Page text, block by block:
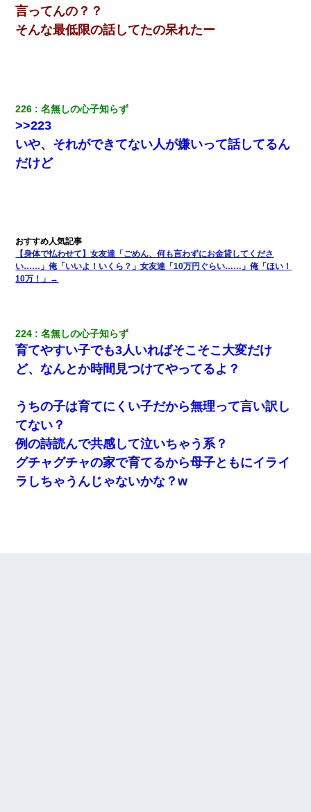
言ってんの？？
そんな最低限の話してたの呆れたー
226 名無しの心子知らず
>>223
いや、それができてない人が嫌いって話してるん
だけど
【身体で払わせて】女友達「ごめん、何も言わずにお金貸してくださ
い……」俺「いいよ！いくら？」女友達「10万円ぐらい……」俺「ほい！
10万！」→
224 名無しの心子知らず
育てやすい子でも3人いればそこそこ大変だけ
ど、なんとか時間見つけてやってるよ？
うちの子は育てにくい子だから無理って言い訳し
てない？
例の詩読んで共感して泣いちゃう系？
グチャグチャの家で育てるから母子ともにイライ
ラしちゃうんじゃないかな？w